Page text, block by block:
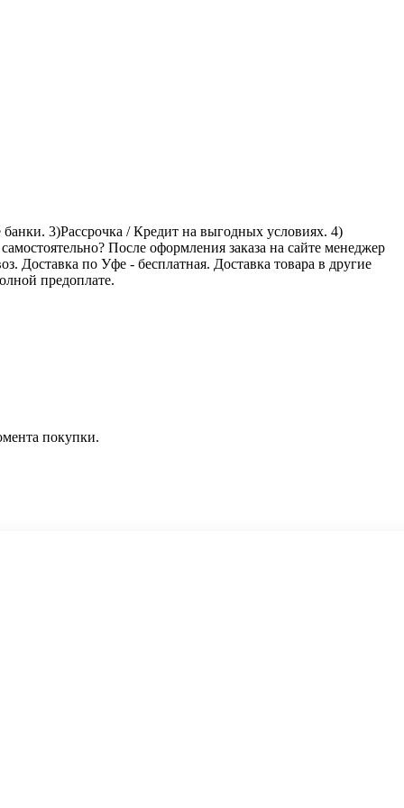
3)Рассрочка / Кредит на выгодных условиях. 4)
После оформления заказа на сайте менеджер
Доставка по Уфе - бесплатная. Доставка товара в другие
предоплате.
покупки.